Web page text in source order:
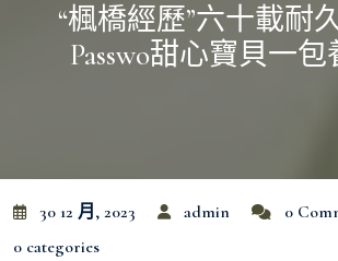
“楓橋經歷”六十載耐
Passwo甜心寶貝一
30 12 月, 2023 admin
0
0 categories